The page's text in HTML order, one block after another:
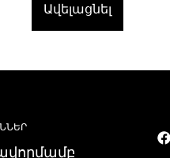
Ավելացնել